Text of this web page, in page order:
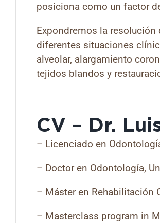
posiciona como un factor
Expondremos la
diferentes situaciones
alveolar, alargamiento
tejidos blandos y
CV – Dr.
– Licenciado en
– Doctor en Odontología,
– Máster en Rehabilitación
– Masterclass program in